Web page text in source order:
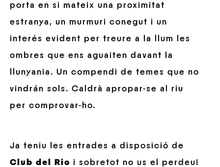
porta en si mateix una proximitat
estranya, un murmuri conegut i un
interés evident per treure a la llum les
ombres que ens aguaiten davant la
llunyania. Un compendi de temes que no
vindrán sols. Caldrà apropar-se al riu
per comprovar-ho.
Ja teniu les entrades a disposició de
Club del Rio i sobretot no us el perdeu!